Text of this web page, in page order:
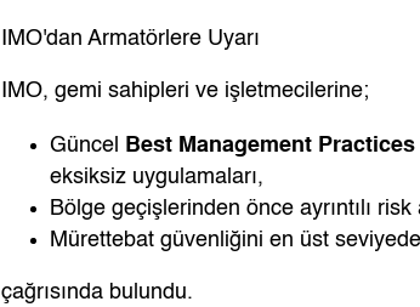
IMO'dan Armatörlere Uyarı
IMO, gemi sahipleri ve işletmecilerine;
Güncel Best Management Practices
eksiksiz uygulamaları,
Bölge geçişlerinden önce ayrıntılı
Mürettebat güvenliğini en üst
çağrısında bulundu.